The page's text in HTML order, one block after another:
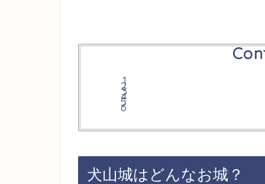
犬山城はどんなお城？